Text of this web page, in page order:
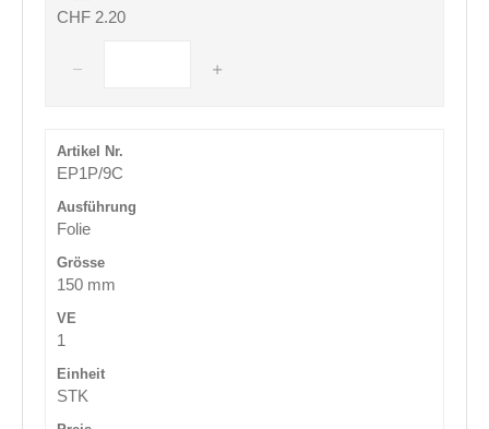
CHF 2.20
EP1P/9C
Folie
150 mm
1
STK